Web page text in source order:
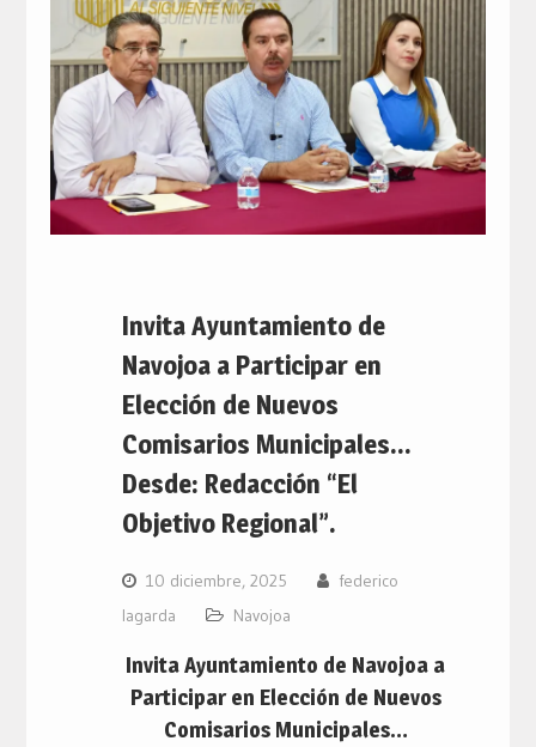
Invita Ayuntamiento de
Navojoa a Participar en
Elección de Nuevos
Comisarios Municipales…
Desde: Redacción “El
Objetivo Regional”.
10 diciembre, 2025
federico
lagarda
Navojoa
Invita Ayuntamiento de Navojoa a
Participar en Elección de Nuevos
Comisarios Municipales…